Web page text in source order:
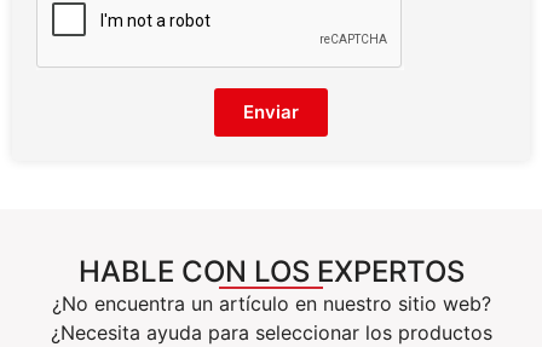
Enviar
HABLE CON LOS EXPERTOS
¿No encuentra un artículo en nuestro sitio web?
¿Necesita ayuda para seleccionar los productos